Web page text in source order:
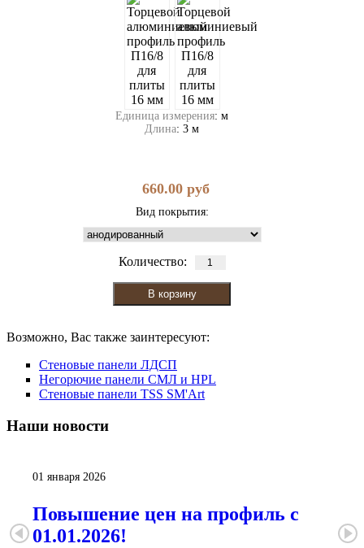
Единица измерения: м
Длина: 3 м
660.00 руб
Вид покрытия:
Количество:
Возможно, Вас также заинтересуют:
Стеновые панели ЛДСП
Негорючие панели СМЛ и HPL
Стеновые панели TSS SM'Art
Наши новости
01 января 2026
Повышение цен на профиль с
01.01.2026!